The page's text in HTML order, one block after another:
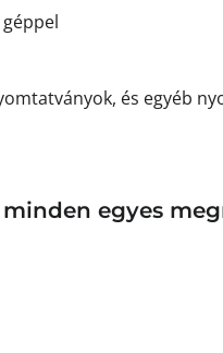
és egyéb
egyes